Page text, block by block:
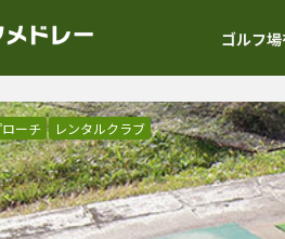
ゴルフ
ーチ レンタルクラブ